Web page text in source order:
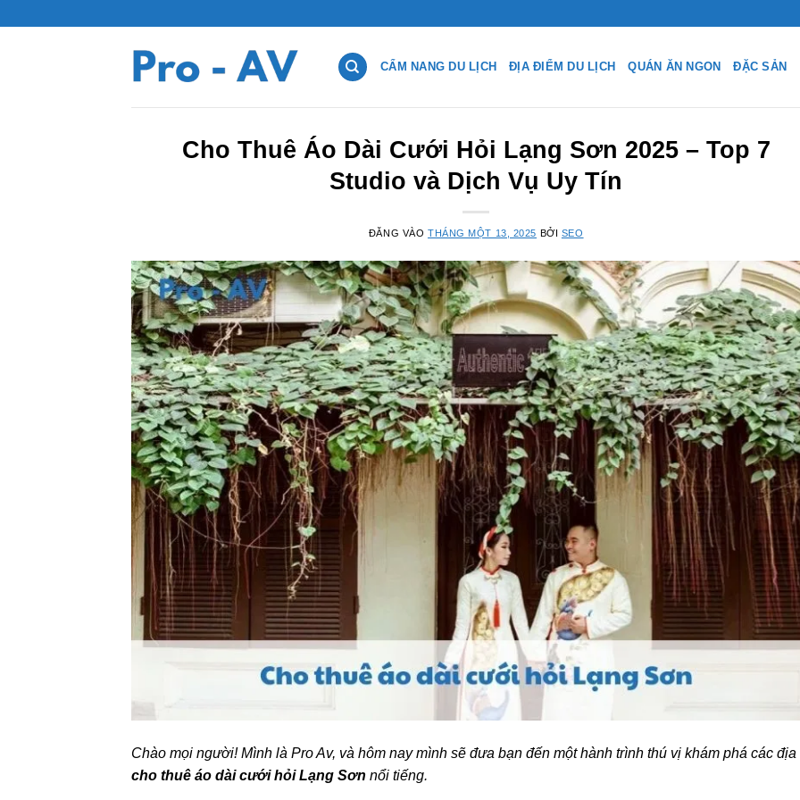
CẨM NANG DU LỊCH ĐỊA ĐIỂM DU LỊCH QUÁN ĂN NGON ĐẶC SẢN
Cho Thuê Áo Dài Cưới Hỏi Lạng Sơn 2025 – Top 7
Studio và Dịch Vụ Uy Tín
ĐĂNG VÀO THÁNG MỘT 13, 2025 BỞI SEO
Chào mọi người! Mình là Pro Av, và hôm nay mình sẽ đưa bạn đến một hành trình thú vị khám phá các địa
cho thuê áo dài cưới hỏi Lạng Sơn nổi tiếng.